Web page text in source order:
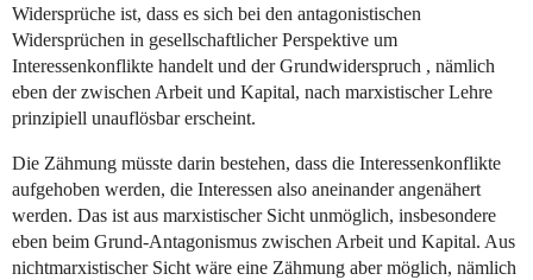
Widersprüche ist, dass es sich bei den antagonistischen
Widersprüchen in gesellschaftlicher Perspektive um
Interessenkonflikte handelt und der Grundwiderspruch , nämlich
eben der zwischen Arbeit und Kapital, nach marxistischer Lehre
prinzipiell unauflösbar erscheint.
Die Zähmung müsste darin bestehen, dass die Interessenkonflikte
aufgehoben werden, die Interessen also aneinander angenähert
werden. Das ist aus marxistischer Sicht unmöglich, insbesondere
eben beim Grund-Antagonismus zwischen Arbeit und Kapital. Aus
nichtmarxistischer Sicht wäre eine Zähmung aber möglich, nämlich